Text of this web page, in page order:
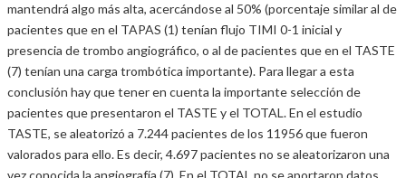
mantendrá algo más alta, acercándose al 50% (porcentaje similar al de
pacientes que en el TAPAS (1) tenían flujo TIMI 0-1 inicial y
presencia de trombo angiográfico, o al de pacientes que en el TASTE
(7) tenían una carga trombótica importante). Para llegar a esta
conclusión hay que tener en cuenta la importante selección de
pacientes que presentaron el TASTE y el TOTAL. En el estudio
TASTE, se aleatorizó a 7.244 pacientes de los 11956 que fueron
valorados para ello. Es decir, 4.697 pacientes no se aleatorizaron una
vez conocida la angiografía (7). En el TOTAL no se aportaron datos